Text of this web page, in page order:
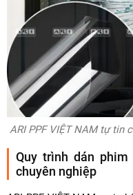
ARI PPF VIỆT NAM tự tin
Quy trình dán
chuyên nghiệp